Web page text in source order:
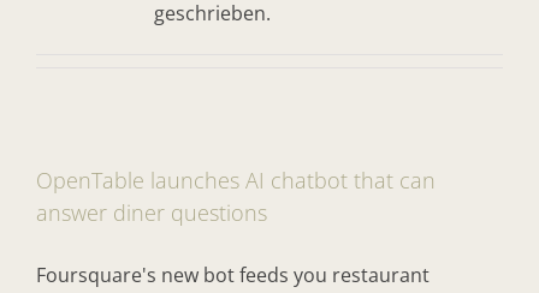
geschrieben.
OpenTable launches AI chatbot that can
answer diner questions
Foursquare's new bot feeds you restaurant